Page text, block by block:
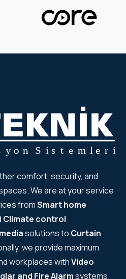
comfort, security, and
We are at your service
fromSmart home
Climate control
solutions to Curtain
we provide maximum
workplaces withVideo
and Fire Alarmsystems.